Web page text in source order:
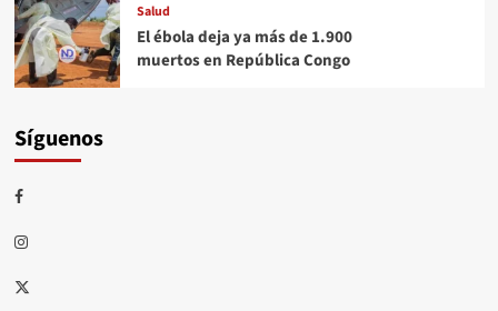
Salud
El ébola deja ya más de 1.900
muertos en República Congo
Síguenos